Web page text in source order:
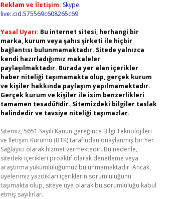
Reklam ve İletişim: Skype:
live:.cid.575569c608265c69
Yasal Uyarı: Bu internet sitesi, herhangi bir
marka, kurum veya şahıs şirketi ile hiçbir
bağlantısı bulunmamaktadır. Sitede yalnızca
kendi hazırladığımız makaleler
paylaşılmaktadır. Burada yer alan içerikler
haber niteliği taşımamakta olup, gerçek kurum
ve kişiler hakkında paylaşım yapılmamaktadır.
Gerçek kurum ve kişiler ile isim benzerlikleri
tamamen tesadüfidir. Sitemizdeki bilgiler taslak
halindedir ve tavsiye niteliği taşımazlar.
Sitemiz, 5651 Sayılı Kanun gereğince Bilgi Teknolojileri
ve İletişim Kurumu (BTK) tarafından onaylanmış bir Yer
Sağlayıcı olarak hizmet vermektedir. Bu nedenle,
sitedeki içerikleri proaktif olarak denetleme veya
araştırma yükümlülüğümüz bulunmamaktadır. Ancak,
üyelerimiz yazdıkları içeriklerin sorumluluğunu
taşımakta olup, siteye üye olarak bu sorumluluğu kabul
etmiş sayılırlar.